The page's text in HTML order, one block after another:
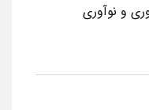
و نوآوری